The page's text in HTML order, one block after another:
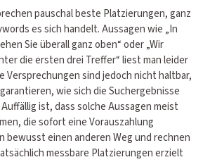
pauschal beste Platzierungen, ganz
es sich handelt. Aussagen wie „In
Sie überall ganz oben“ oder „Wir
die ersten drei Treffer“ liest man leider
Versprechungen sind jedoch nicht haltbar,
wie sich die Suchergebnisse
ist, dass solche Aussagen meist
die sofort eine Vorauszahlung
bewusst einen anderen Weg und rechnen
messbare Platzierungen erzielt